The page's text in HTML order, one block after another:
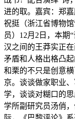
进的取。嘉宾：郑
祝挺（浙江省博物
员）12月2日，本期
汉之间的王莽实正
矛盾和人格出格凸
和栗的不只是创意
京。谈谈做家职业
学，谈谈对糊口的
学所副研究员汤俏